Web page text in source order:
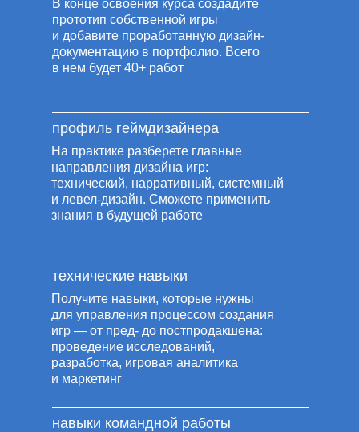
В конце освоения курса создадите
прототип собственной игры
и добавите проработанную дизайн-
документацию в портфолио. Всего
в нем будет 40+ работ
профиль геймдизайнера
На практике разберете главные
направления дизайна игр:
технический, нарративный, системный
и левел-дизайн. Сможете применить
знания в будущей работе
технические навыки
Получите навыки, которые нужны
для управления процессом создания
игр — от пред- до постпродакшена:
проведение исследований,
разработка, игровая аналитика
и маркетинг
навыки командной работы